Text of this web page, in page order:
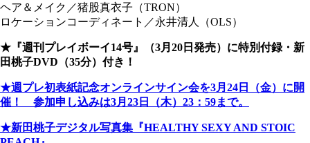
ヘア＆メイク／猪股真衣子（TRON）
ロケーションコーディネート／永井清人（OLS）
★『週刊プレイボーイ14号』（3月20日発売）に特別付録・新
田桃子DVD（35分）付き！
★週プレ初表紙記念オンラインサイン会を3月24日（金）に開
催！ 参加申し込みは3月23日（木）23：59まで。
★新田桃子デジタル写真集『HEALTHY SEXY AND STOIC